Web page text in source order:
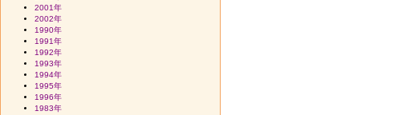
2001年
2002年
1990年
1991年
1992年
1993年
1994年
1995年
1996年
1983年